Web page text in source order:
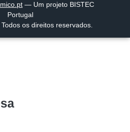
.pt — Um projeto BISTEC
Portugal
os direitos reservados.